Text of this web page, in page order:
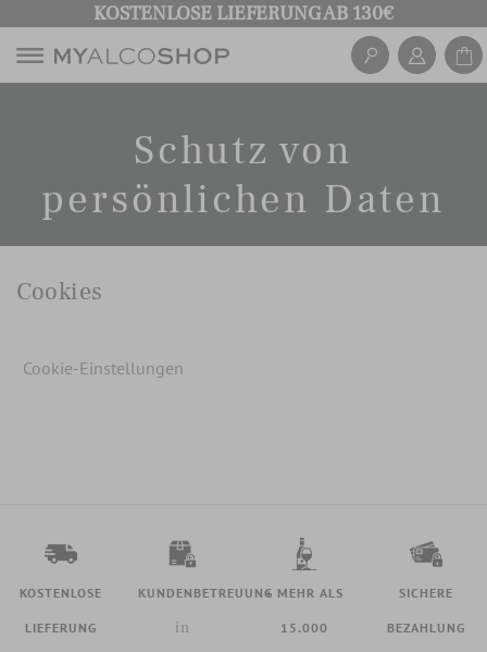
KOSTENLOSE LIEFERUNG AB 130€
Schutz von
persönlichen Daten
Cookies
Cookie-Einstellungen
KOSTENLOSE
LIEFERUNG
KUNDENBETREUUNG
in
+ MEHR ALS
15.000
SICHERE
BEZAHLUNG